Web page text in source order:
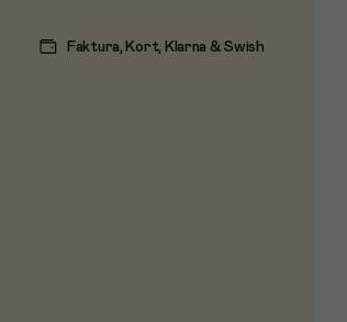
Faktura, Kort, Klarna & Swish